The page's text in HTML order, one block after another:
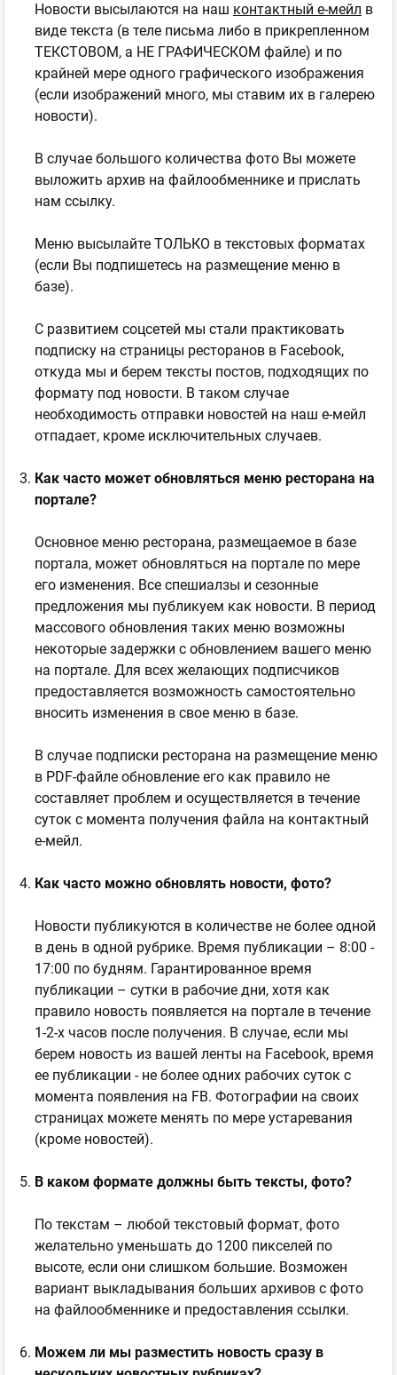
Новости высылаются на наш контактный е-мейл в
виде текста (в теле письма либо в прикрепленном
ТЕКСТОВОМ, а НЕ ГРАФИЧЕСКОМ файле) и по
крайней мере одного графического изображения
(если изображений много, мы ставим их в галерею
новости).
В случае большого количества фото Вы можете
выложить архив на файлообменнике и прислать
нам ссылку.
Меню высылайте ТОЛЬКО в текстовых форматах
(если Вы подпишетесь на размещение меню в
базе).
С развитием соцсетей мы стали практиковать
подписку на страницы ресторанов в Facebook,
откуда мы и берем тексты постов, подходящих по
формату под новости. В таком случае
необходимость отправки новостей на наш е-мейл
отпадает, кроме исключительных случаев.
Как часто может обновляться меню ресторана на
портале?
Основное меню ресторана, размещаемое в базе
портала, может обновляться на портале по мере
его изменения. Все спешиалзы и сезонные
предложения мы публикуем как новости. В период
массового обновления таких меню возможны
некоторые задержки с обновлением вашего меню
на портале. Для всех желающих подписчиков
предоставляется возможность самостоятельно
вносить изменения в свое меню в базе.
В случае подписки ресторана на размещение меню
в PDF-файле обновление его как правило не
составляет проблем и осуществляется в течение
суток с момента получения файла на контактный
е-мейл.
Как часто можно обновлять новости, фото?
Новости публикуются в количестве не более одной
в день в одной рубрике. Время публикации – 8:00 -
17:00 по будням. Гарантированное время
публикации – сутки в рабочие дни, хотя как
правило новость появляется на портале в течение
1-2-х часов после получения. В случае, если мы
берем новость из вашей ленты на Facebook, время
ее публикации - не более одних рабочих суток с
момента появления на FB. Фотографии на своих
страницах можете менять по мере устаревания
(кроме новостей).
В каком формате должны быть тексты, фото?
По текстам – любой текстовый формат, фото
желательно уменьшать до 1200 пикселей по
высоте, если они слишком большие. Возможен
вариант выкладывания больших архивов с фото
на файлообменнике и предоставления ссылки.
Можем ли мы разместить новость сразу в